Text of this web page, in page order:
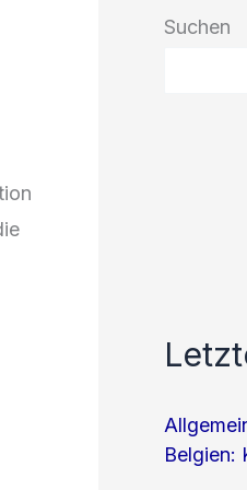
Suchen
Belgien: